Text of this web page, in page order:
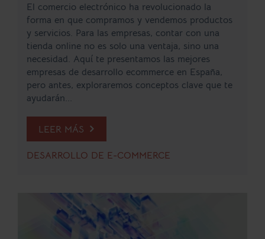
El comercio electrónico ha revolucionado la
forma en que compramos y vendemos productos
y servicios. Para las empresas, contar con una
tienda online no es solo una ventaja, sino una
necesidad. Aquí te presentamos las mejores
empresas de desarrollo ecommerce en España,
pero antes, exploraremos conceptos clave que te
ayudarán...
LEER MÁS
DESARROLLO DE E-COMMERCE